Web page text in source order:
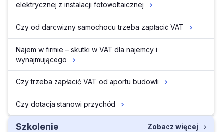
elektrycznej z instalacji fotowoltaicznej
Czy od darowizny samochodu trzeba zapłacić VAT
Najem w firmie – skutki w VAT dla najemcy i
wynajmującego
Czy trzeba zapłacić VAT od aportu budowli
Czy dotacja stanowi przychód
Szkolenie Zobacz więcej